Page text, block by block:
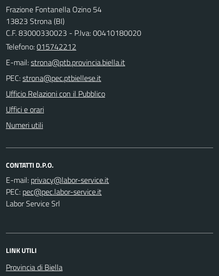
Frazione Fontanella Ozino 54
13823 Strona (BI)
C.F. 83000330023 - P.Iva: 00410180020
Telefono:015742212
E-mail:
PEC:
Ufficio Relazioni con il Pubblico
Uffici e orari
Numeri utili
CONTATTI D.P.O.
E-mail:
PEC:
Labor Service Srl
LINK UTILI
Provincia di Biella